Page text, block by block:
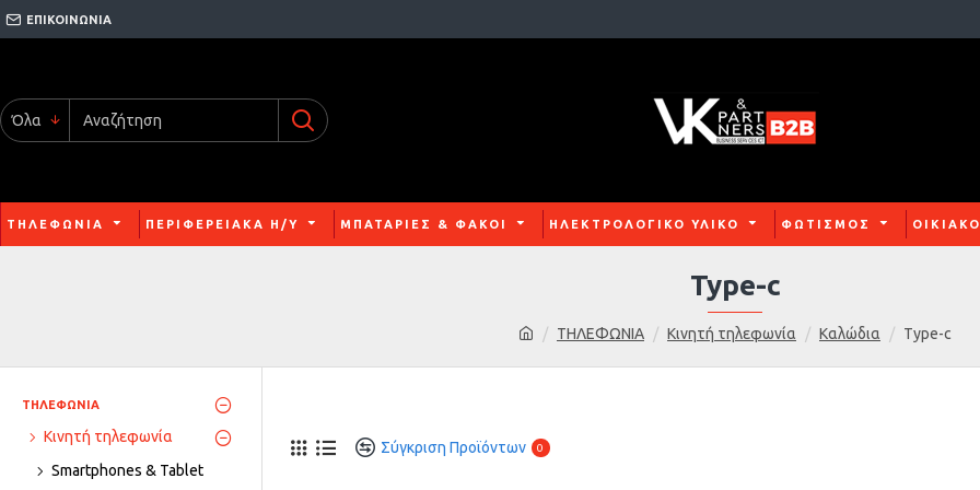
ΕΠΙΚΟΙΝΩΝΙΑ
Όλα
ΤΗΛΕΦΩΝΙΑ ΠΕΡΙΦΕΡΕΙΑΚΑ Η/Υ ΜΠΑΤΑΡΙΕΣ & ΦΑΚΟΙ ΗΛΕΚΤΡΟΛΟΓΙΚΟ ΥΛΙΚΟ ΦΩΤΙΣΜΟΣ
ΤΗΛΕΦΩΝΙΑ Κινητή τηλεφωνία Καλώδια Type-c
Type-c
ΤΗΛΕΦΩΝΙΑ
Κινητή τηλεφωνία
Smartphones & Tablet
Σύγκριση Προϊόντων 0